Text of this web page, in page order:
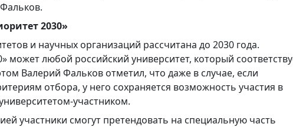
2030»
и научных организаций рассчитана до 2030 года.
может любой российский университет, который
Валерий Фальков отметил, что даже в случае, если
отбора, у него сохраняется возможность участия в
участником.
участники смогут претендовать на специальную часть